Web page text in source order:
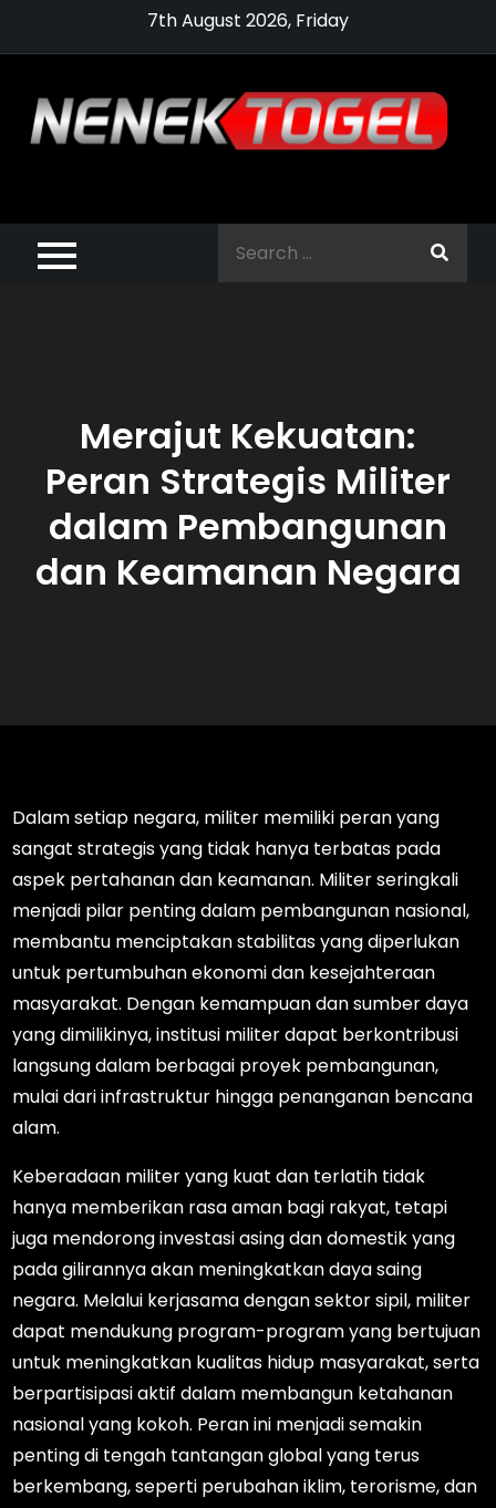
7th August 2026, Friday
Pragmatic Play,
Agen Slot
Merajut Kekuatan:
Peran Strategis Militer
dalam Pembangunan
dan Keamanan Negara
Dalam setiap negara, militer memiliki peran yang
sangat strategis yang tidak hanya terbatas pada
aspek pertahanan dan keamanan. Militer seringkali
menjadi pilar penting dalam pembangunan nasional,
membantu menciptakan stabilitas yang diperlukan
untuk pertumbuhan ekonomi dan kesejahteraan
masyarakat. Dengan kemampuan dan sumber daya
yang dimilikinya, institusi militer dapat berkontribusi
langsung dalam berbagai proyek pembangunan,
mulai dari infrastruktur hingga penanganan bencana
alam.
Keberadaan militer yang kuat dan terlatih tidak
hanya memberikan rasa aman bagi rakyat, tetapi
juga mendorong investasi asing dan domestik yang
pada gilirannya akan meningkatkan daya saing
negara. Melalui kerjasama dengan sektor sipil, militer
dapat mendukung program-program yang bertujuan
untuk meningkatkan kualitas hidup masyarakat, serta
berpartisipasi aktif dalam membangun ketahanan
nasional yang kokoh. Peran ini menjadi semakin
penting di tengah tantangan global yang terus
berkembang, seperti perubahan iklim, terorisme, dan